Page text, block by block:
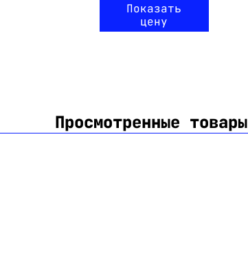
Показать
цену
Просмотренные товары